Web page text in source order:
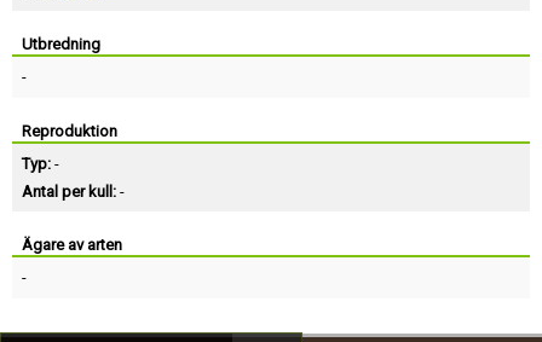
Utbredning
-
Reproduktion
Typ: -
Antal per kull: -
Ägare av arten
-